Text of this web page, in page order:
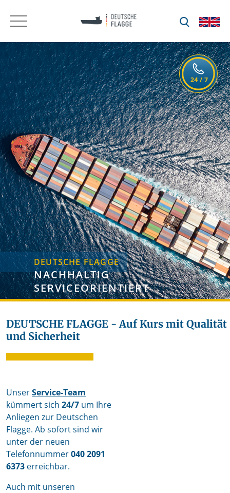
DEUTSCHE FLAGGE
NACHHALTIG
SERVICEORIENTIERT
DEUTSCHE FLAGGE - Auf Kurs mit Qualität
und Sicherheit
UnserService-Team
kümmert sich 24/7 um Ihre
Anliegen zur Deutschen
Flagge. Ab sofort sind wir
unter der neuen
Telefonnummer040 2091
6373 erreichbar.
Auch mit unseren